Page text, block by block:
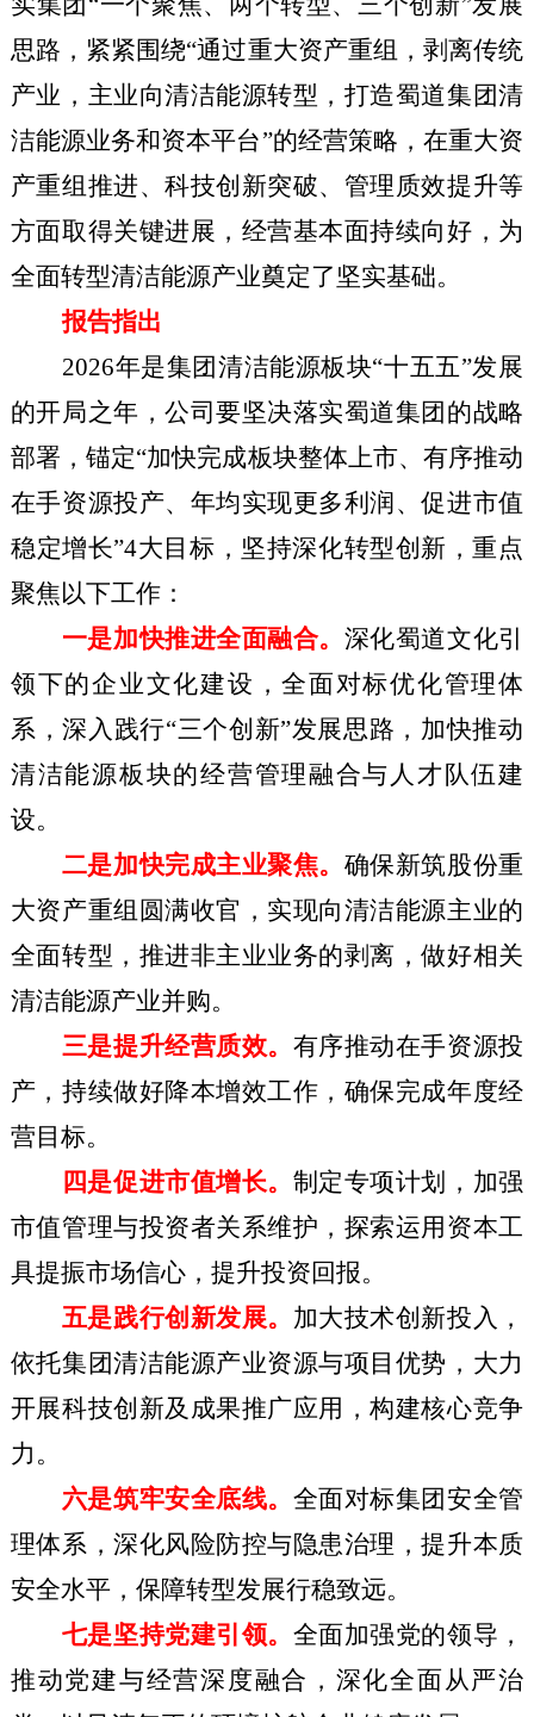
思路，紧紧围绕“通过重大资产重组，剥离传统
产业，主业向清洁能源转型，打造蜀道集团清
洁能源业务和资本平台”的经营策略，在重大资
产重组推进、科技创新突破、管理质效提升等
方面取得关键进展，经营基本面持续向好，为
全面转型清洁能源产业奠定了坚实基础。
报告指出
2026年是集团清洁能源板块“十五五”发展
的开局之年，公司要坚决落实蜀道集团的战略
部署，锚定“加快完成板块整体上市、有序推动
在手资源投产、年均实现更多利润、促进市值
稳定增长”4大目标，坚持深化转型创新，重点
聚焦以下工作：
一是加快推进全面融合。 深化蜀道文化引
领下的企业文化建设，全面对标优化管理体
系，深入践行“三个创新”发展思路，加快推动
清洁能源板块的经营管理融合与人才队伍建
设。
二是加快完成主业聚焦。 确保新筑股份重
大资产重组圆满收官，实现向清洁能源主业的
全面转型，推进非主业业务的剥离，做好相关
清洁能源产业并购。
三是提升经营质效。 有序推动在手资源投
产，持续做好降本增效工作，确保完成年度经
营目标。
四是促进市值增长。 制定专项计划，加强
市值管理与投资者关系维护，探索运用资本工
具提振市场信心，提升投资回报。
五是践行创新发展。 加大技术创新投入，
依托集团清洁能源产业资源与项目优势，大力
开展科技创新及成果推广应用，构建核心竞争
力。
六是筑牢安全底线。 全面对标集团安全管
理体系，深化风险防控与隐患治理，提升本质
安全水平，保障转型发展行稳致远。
七是坚持党建引领。 全面加强党的领导，
推动党建与经营深度融合，深化全面从严治